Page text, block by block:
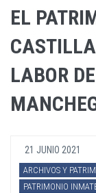
EL
LABOR
21 JUNIO 2021
ARCHIVOS Y
PATRIMONIO